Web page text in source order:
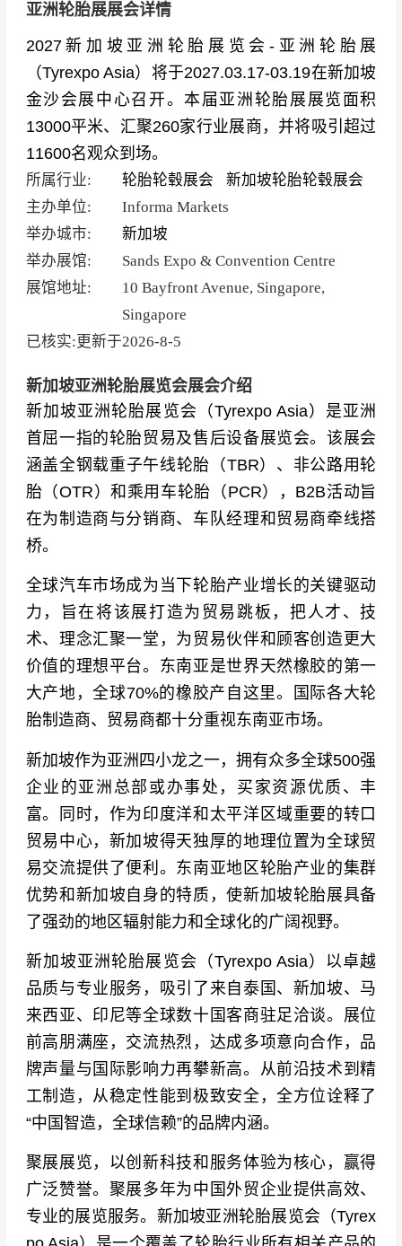
亚洲轮胎展展会详情
2027新加坡亚洲轮胎展览会-亚洲轮胎展
（Tyrexpo Asia）将于2027.03.17-03.19在新加坡
金沙会展中心召开。本届亚洲轮胎展展览面积
13000平米、汇聚260家行业展商，并将吸引超过
11600名观众到场。
所属行业: 轮胎轮毂展会
新加坡轮胎轮毂展会
主办单位:
Informa Markets
举办城市:
新加坡
举办展馆:
Sands Expo & Convention Centre
展馆地址:
10 Bayfront Avenue, Singapore,
Singapore
已核实:更新于2026-8-5
新加坡亚洲轮胎展览会展会介绍
新加坡亚洲轮胎展览会（Tyrexpo Asia）是亚洲
首屈一指的轮胎贸易及售后设备展览会。该展会
涵盖全钢载重子午线轮胎（TBR）、非公路用轮
胎（OTR）和乘用车轮胎（PCR），B2B活动旨
在为制造商与分销商、车队经理和贸易商牵线搭
桥。
全球汽车市场成为当下轮胎产业增长的关键驱动
力，旨在将该展打造为贸易跳板，把人才、技
术、理念汇聚一堂，为贸易伙伴和顾客创造更大
价值的理想平台。东南亚是世界天然橡胶的第一
大产地，全球70%的橡胶产自这里。国际各大轮
胎制造商、贸易商都十分重视东南亚市场。
新加坡作为亚洲四小龙之一，拥有众多全球500强
企业的亚洲总部或办事处，买家资源优质、丰
富。同时，作为印度洋和太平洋区域重要的转口
贸易中心，新加坡得天独厚的地理位置为全球贸
易交流提供了便利。东南亚地区轮胎产业的集群
优势和新加坡自身的特质，使新加坡轮胎展具备
了强劲的地区辐射能力和全球化的广阔视野。
新加坡亚洲轮胎展览会（Tyrexpo Asia）以卓越
品质与专业服务，吸引了来自泰国、新加坡、马
来西亚、印尼等全球数十国客商驻足洽谈。展位
前高朋满座，交流热烈，达成多项意向合作，品
牌声量与国际影响力再攀新高。从前沿技术到精
工制造，从稳定性能到极致安全，全方位诠释了
“中国智造，全球信赖”的品牌内涵。
聚展展览，以创新科技和服务体验为核心，赢得
广泛赞誉。聚展多年为中国外贸企业提供高效、
专业的展览服务。新加坡亚洲轮胎展览会（Tyrex